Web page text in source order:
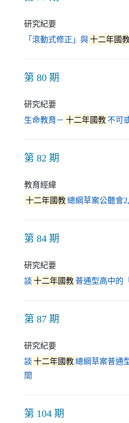
研究紀要
「滾動式修正」與十二年國
第 80 期
研究紀要
生命教育－ 十二年國教 不可
第 82 期
教育經緯
十二年國教總綱草案公聽會2
第 84 期
研究紀要
談 十二年國教普通型高中的
第 87 期
研究紀要
談 十二年國教總綱草案普通
間
第 104 期